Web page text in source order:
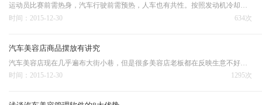
运动员比赛前需热身，汽车行驶前需预热，人车也有共性。按照发动机冷却液温度可分成两种状态，低于70℃属于冷车，高于70℃后属于热车。冷车常见故障有两个：冷车怠速抖动和冷车加速不良，许多司机朋友对于这些故障不知所措。那么由冷车启动引起的汽车故障，有哪些呢？
634次
时间：2015-12-30
汽车美容店商品摆放有讲究
1295次
时间：2015-12-30